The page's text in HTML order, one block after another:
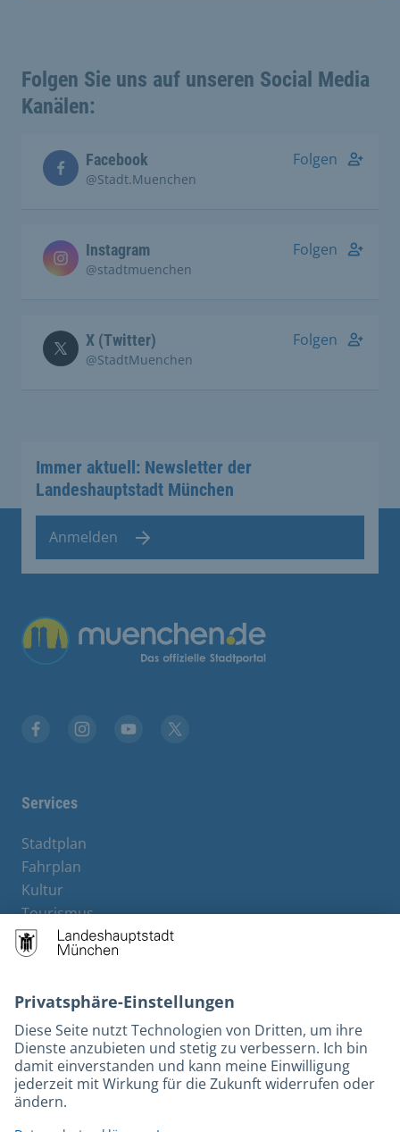
Folgen Sie uns auf unseren Social Media
Kanälen:
Facebook
@Stadt.Muenchen
Folgen
Instagram
@stadtmuenchen
Folgen
X (Twitter)
@StadtMuenchen
Folgen
Immer aktuell: Newsletter der
Landeshauptstadt München
Anmelden
Übergreifende Links
Services
Stadtplan
Fahrplan
Kultur
Tourismus
M-Strom
Bürgerservice
Rechtliches und Kontakt
Barrierefreiheit
Leichte Sprache